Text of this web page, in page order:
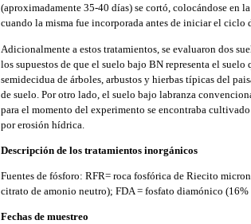
(aproximadamente 35-40 días) se cortó, colocándose en
cuando la misma fue incorporada antes de iniciar el
Adicionalmente a estos tratamientos, se evaluaron dos
los supuestos de que el suelo bajo BN representa el
semidecidua de árboles, arbustos y hierbas típicas del
de suelo. Por otro lado, el suelo bajo labranza
para el momento del experimento se encontraba
por erosión hídrica.
Descripción de los tratamientos inorgánicos
Fuentes de fósforo: RFR= roca fosfórica de Riecito
citrato de amonio neutro); FDA = fosfato diamónico (16%
Fechas de muestreo